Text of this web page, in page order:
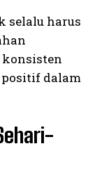
selalu harus
konsisten
dalam